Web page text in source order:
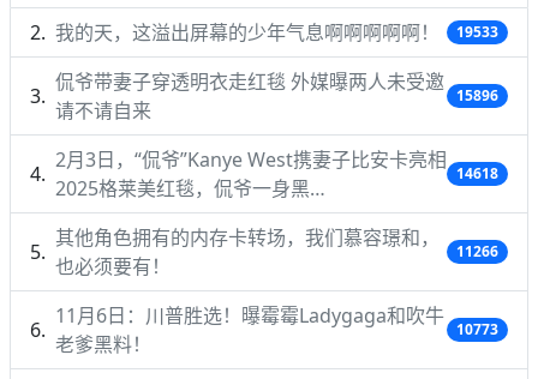
我的天，这溢出屏幕的少年气息啊啊啊啊啊！ 19533
侃爷带妻子穿透明衣走红毯 外媒曝两人未受邀
请不请自来
15896
2月3日，“侃爷”Kanye West携妻子比安卡亮相
2025格莱美红毯，侃爷一身黑…
14618
其他角色拥有的内存卡转场，我们慕容璟和，
也必须要有！
11266
11月6日：川普胜选！曝霉霉Ladygaga和吹牛
老爹黑料！
10773